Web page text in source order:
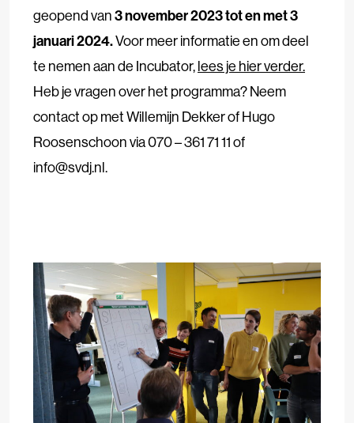
geopend van3 november 2023 tot en met 3
januari 2024.Voor meer informatie en om deel
te nemen aan de Incubator,lees je hier verder.
Heb je vragen over het programma? Neem
contact op met Willemijn Dekker of Hugo
Roosenschoon via 070 – 361 71 11 of
info@svdj.nl.